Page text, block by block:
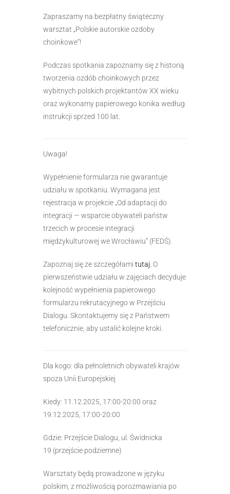
Zapraszamy na bezpłatny świąteczny
warsztat „Polskie autorskie ozdoby
choinkowe”!
Podczas spotkania zapoznamy się z historią
tworzenia ozdób choinkowych przez
wybitnych polskich projektantów XX wieku
oraz wykonamy papierowego konika według
instrukcji sprzed 100 lat.
Uwaga!
Wypełnienie formularza nie gwarantuje
udziału w spotkaniu. Wymagana jest
rejestracja w projekcie „Od adaptacji do
integracji — wsparcie obywateli państw
trzecich w procesie integracji
międzykulturowej we Wrocławiu” (FEDŚ).
Zapoznaj się ze szczegółami tutaj . O
pierwszeństwie udziału w zajęciach decyduje
kolejność wypełnienia papierowego
formularzu rekrutacyjnego w Przejściu
Dialogu. Skontaktujemy się z Państwem
telefonicznie, aby ustalić kolejne kroki.
Dla kogo: dla pełnoletnich obywateli krajów
spoza Unii Europejskiej
Kiedy: 11.12.2025, 17:00-20:00 oraz
19.12.2025, 17:00-20:00
Gdzie: Przejście Dialogu, ul. Świdnicka
19 (przejście podziemne)
Warsztaty będą prowadzone w języku
polskim, z możliwością porozmawiania po